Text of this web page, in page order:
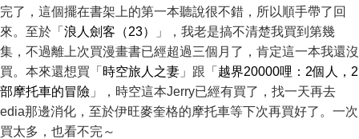
完了，這個擺在書架上的第一本聽說很不錯，所以順手帶了回
來。至於「 浪人劍客（23）
」，我老是搞不清楚我買到第幾
集，不過離上次買漫畫書已經超過三個月了，肯定這一本我還沒
買。本來還想買「 時空旅人之妻 」跟「 越界20000哩：2個人，2
部摩托車的冒險 」，時空這本Jerry已經有買了，找一天再去
edia那邊消化，至於伊旺麥奎格的摩托車等下次再買好了。一次
買太多，也看不完～